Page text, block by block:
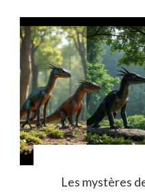
Les mystères